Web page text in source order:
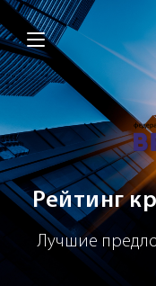
Brokery365 -
Рейтинг
Лучшие